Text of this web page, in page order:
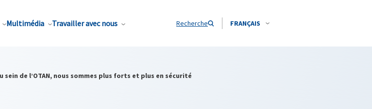
Multimédia Travailler avec nous Recherche FRANÇAIS
de l’OTAN, nous sommes plus forts et plus en sécurité